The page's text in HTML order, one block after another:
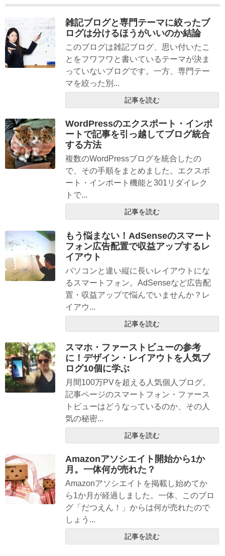
雑記ブログと専門テーマに絞ったブ
ログは分けるほうがいいのか結論
このブログは雑記ブログ、思い付いたこ
とをフワフワと書いているテーマが決ま
っていないブログです。一方、専門テー
マを絞った別...
記事を読む
WordPressのエクスポート・インポ
ートで記事を引っ越してブログ統合
する方法
複数のWordPressブログを統合したの
で、その手順をまとめました。エクスポ
ート・インポート機能と301リダイレク
トで...
記事を読む
もう悩まない！AdSenseのスマート
フォン広告配置で収益アップするレ
イアウト
パソコンと違い縦に長いレイアウトにな
るスマートフォン。AdSenseなど広告配
置・収益アップで悩んでいませんか？レ
イアウ...
記事を読む
スマホ・ファーストビューの参考
に！デザイン・レイアウトを人気ブ
ログ10個に学ぶ
月間100万PVを超える人気個人ブログ。
記事ページのスマートフォン・ファース
トビューはどうなっているのか、その人
気の秘密...
記事を読む
Amazonアソシエイト開始から1か
月。一体何が売れた？
Amazonアソシエイトを掲載し始めてか
ら1か月が経過しました。一体、このブロ
グ「だつえん！」からは何が売れたので
しょう...
記事を読む